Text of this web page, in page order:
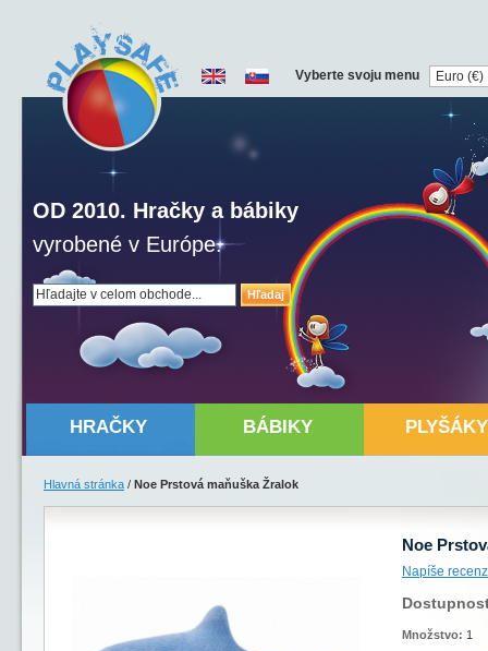
Hľadaj
OD 2010. Hračky a bábiky
vyrobené v Európe.
Vyberte svoju menu
HRAČKY BÁBIKY PLYŠÁKY
Hlavná stránka / Noe Prstová maňuška Žralok
Noe
Napíše
Množstvo: 1